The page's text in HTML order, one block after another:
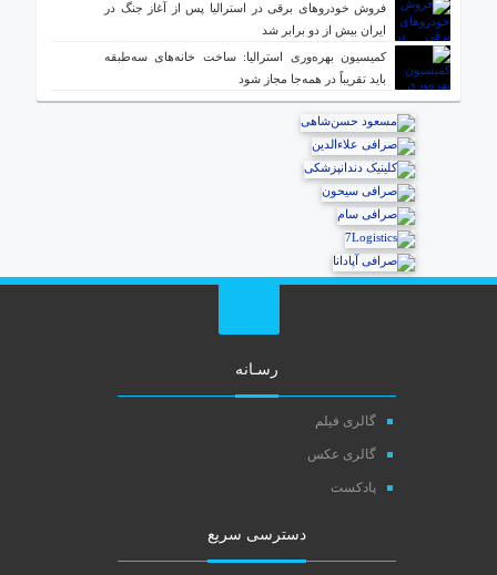
فروش خودروهای برقی در استرالیا پس از آغاز جنگ در
ایران بیش از دو برابر شد
کمیسیون بهره‌وری استرالیا: ساخت خانه‌های سه‌طبقه
باید تقریباً در همه‌جا مجاز شود
رسـانه
گالری فیلم
گالری عکس
پادکست
دسترسی سریع